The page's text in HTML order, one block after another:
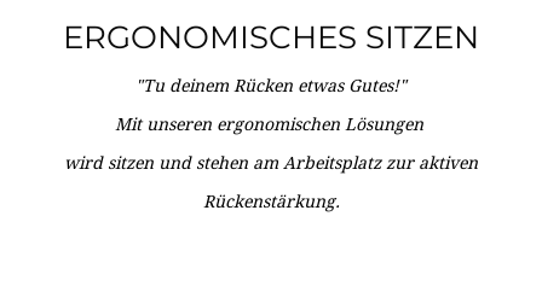
ERGONOMISCHES SITZEN
"Tu deinem Rücken etwas Gutes!"
Mit unseren ergonomischen Lösungen
wird sitzen und stehen am Arbeitsplatz zur aktiven
Rückenstärkung.